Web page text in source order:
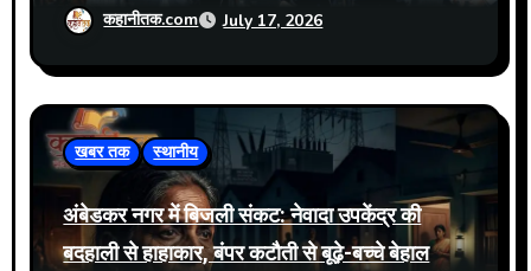
बाजार में नवीनतम घटनाक्रमों पर संवाद आयोजित
कहानीतक.com July 17, 2026
खबर तक स्थानीय
अंबेडकर नगर में बिजली संकट: नेवादा उपकेंद्र की
बदहाली से हाहाकार, बंपर कटौती से बूढ़े-बच्चे बेहाल